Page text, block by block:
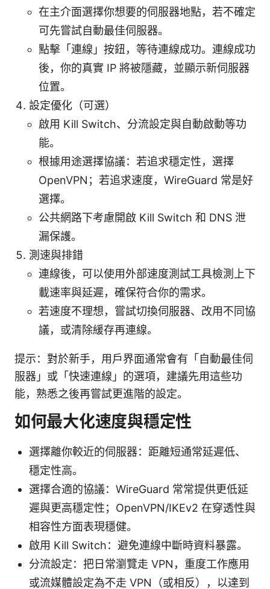
在主介面選擇你想要的伺服器地點，若不確定
可先嘗試自動最佳伺服器。
點擊「連線」按鈕，等待連線成功。連線成功
後，你的真實 IP 將被隱藏，並顯示新伺服器
位置。
設定優化（可選）
啟用 Kill Switch、分流設定與自動啟動等功
能。
根據用途選擇協議：若追求穩定性，選擇
OpenVPN；若追求速度，WireGuard 常是好
選擇。
公共網路下考慮開啟 Kill Switch 和 DNS 泄
漏保護。
測速與排錯
連線後，可以使用外部速度測試工具檢測上下
載速率與延遲，確保符合你的需求。
若速度不理想，嘗試切換伺服器、改用不同協
議，或清除緩存再連線。
提示：對於新手，用戶界面通常會有「自動最佳伺
服器」或「快速連線」的選項，建議先用這些功
能，熟悉之後再嘗試更進階的設定。
如何最大化速度與穩定性
選擇離你較近的伺服器：距離短通常延遲低、
穩定性高。
選擇合適的協議：WireGuard 常常提供更低延
遲與更高穩定性；OpenVPN/IKEv2 在穿透性與
相容性方面表現穩健。
啟用 Kill Switch：避免連線中斷時資料暴露。
分流設定：把日常瀏覽走 VPN，重度工作應用
或流媒體設定為不走 VPN（或相反），以達到